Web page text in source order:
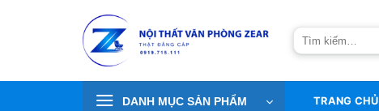
Tìm
kiếm:
DANH MỤC SẢN PHẨM TRANG CHỦ